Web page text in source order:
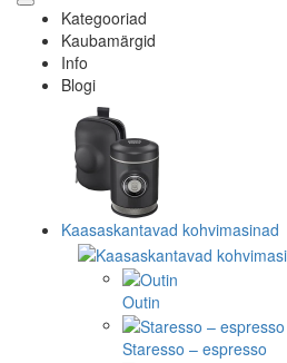
Kategooriad
Kaubamärgid
Info
Blogi
Kaasaskantavad kohvimasinad
Outin
Staresso – espresso